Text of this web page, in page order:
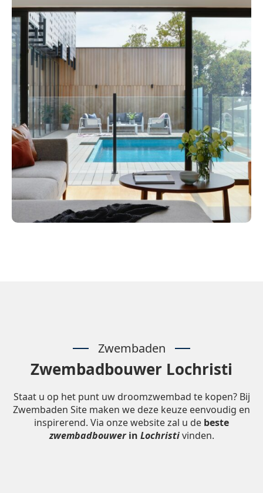
Zwembaden
Zwembadbouwer Lochristi
Staat u op het punt uw droomzwembad te kopen? Bij
Zwembaden Site maken we deze keuze eenvoudig en
inspirerend. Via onze website zal u de beste
zwembadbouwerin Lochristivinden.